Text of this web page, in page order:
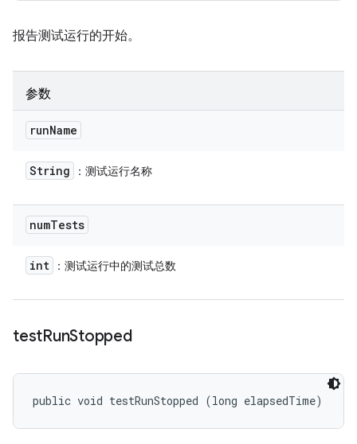
报告测试运行的开始。
参数
runName
String ：测试运行名称
numTests
int ：测试运行中的测试总数
testRunStopped
public void testRunStopped (long elapsedTime)